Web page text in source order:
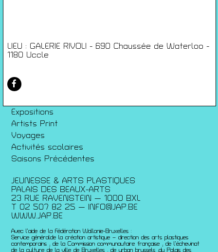
LIEU : GALERIE RIVOLI - 690 Chaussée de Waterloo -
1180 Uccle
Gérer les cookies
Films
Rencontres
Expositions
Artists Print
Voyages
Activités scolaires
Saisons Précédentes
JEUNESSE & ARTS PLASTIQUES
PALAIS DES BEAUX-ARTS
23 RUE RAVENSTEIN — 1000 BXL
T 02 507 82 25 —
INFO@JAP.BE
WWW.JAP.BE
Avec l’aide de la Fédération Wallonie-Bruxelles :
Service généralde la création artistique – direction des arts plastiques
contemporains ; de la Commission communautaire française ; de l’échevinat
de la culture de la ville de Bruxelles ; de urban brussels ;du Palais des